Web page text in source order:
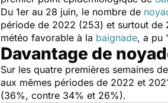
Du 1er au 28 juin, le nombre de
période de 2022 (253) et surtout de
météo favorable à la baignade, a pu
Davantage de
Sur les quatre premières semaines
aux mêmes périodes de 2022 et
(36%, contre 34% et 26%).